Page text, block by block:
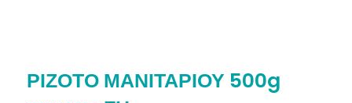
ΡΙΖΟΤΟ ΜΑΝΙΤΑΡΙΟΥ 500g